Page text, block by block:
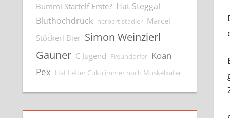
Bummi Startelf Erste? Hat Steggal
Bluthochdruck herbert stadler Marcel
Stöckerl Bier Simon Weinzierl
Gauner C Jugend Freundorfer Koan
Pex Hat Lefter Cuku immer noch Muskelkater